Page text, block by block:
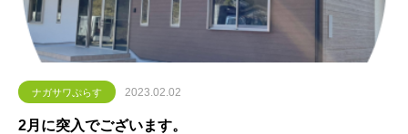
ナガサワぷらす 2023.02.02
2月に突入でございます。